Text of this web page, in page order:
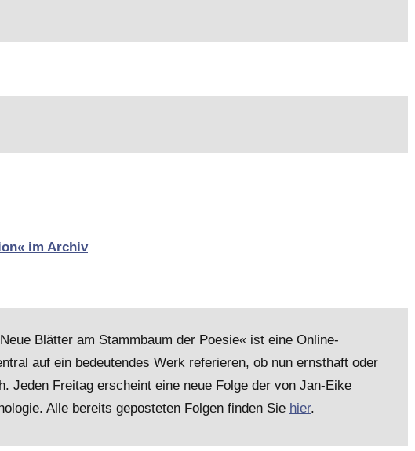
im Archiv
Blätter am Stammbaum der Poesie« ist eine Online-
auf ein bedeutendes Werk referieren, ob nun ernsthaft oder
Jeden Freitag erscheint eine neue Folge der von Jan-Eike
Alle bereits geposteten Folgen finden Sie hier.